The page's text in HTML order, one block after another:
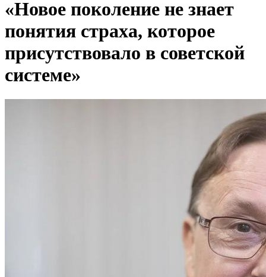
«Новое поколение не знает
понятия страха, которое
присутствовало в советской
системе»